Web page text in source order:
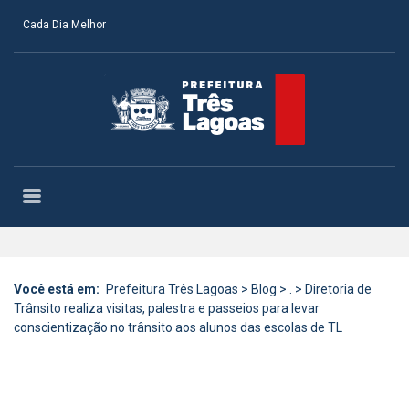
Cada Dia Melhor
Você está em: Prefeitura Três Lagoas > Blog > . > Diretoria de
Trânsito realiza visitas, palestra e passeios para levar
conscientização no trânsito aos alunos das escolas de TL